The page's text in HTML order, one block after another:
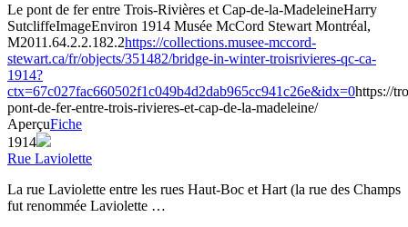
Le pont de fer entre Trois-Rivières et Cap-de-la-MadeleineHarry
SutcliffeImageEnviron 1914 Musée McCord Stewart Montréal,
M2011.64.2.2.182.2https://collections.musee-mccord-
stewart.ca/fr/objects/351482/bridge-in-winter-troisrivieres-qc-ca-
1914?
ctx=67c027fac660502f1c049b4d2dab965cc941c26e&idx=0https://
pont-de-fer-entre-trois-rivieres-et-cap-de-la-madeleine/
AperçuFiche
1914
Rue Laviolette
La rue Laviolette entre les rues Haut-Boc et Hart (la rue des Champs
fut renommée Laviolette …